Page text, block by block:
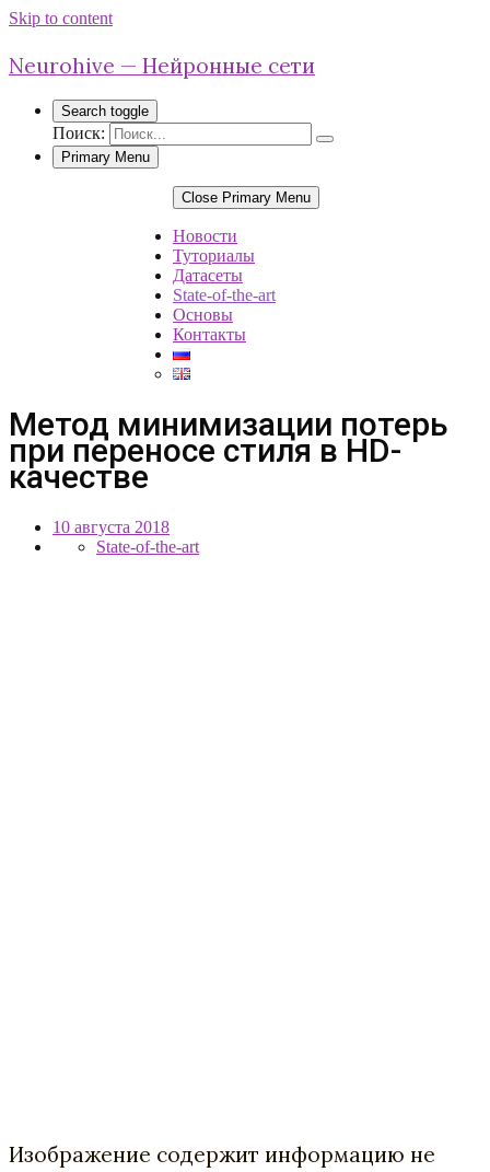
Skip to content
Neurohive — Нейронные сети
Search toggle
Поиск:
Primary Menu
Close Primary Menu
Новости
Туториалы
Датасеты
State-of-the-art
Основы
Контакты
Метод минимизации потерь
при переносе стиля в HD-
качестве
10 августа 2018
State-of-the-art
Изображение содержит информацию не